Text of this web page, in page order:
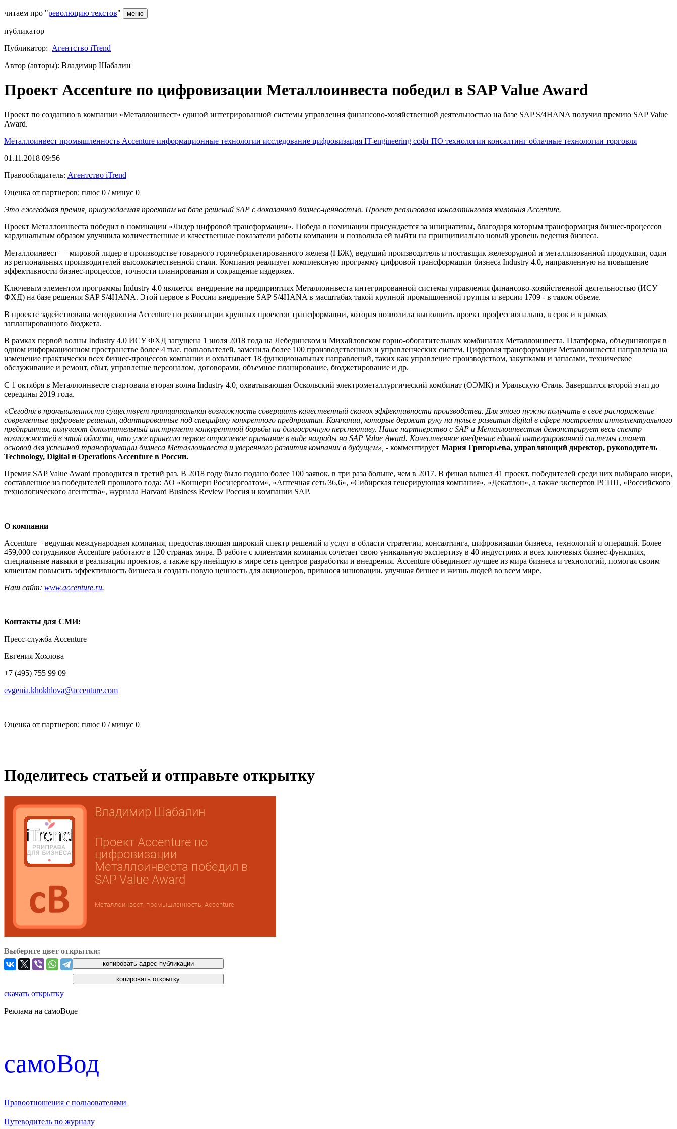
читаем про "революцию текстов" меню
публикатор
Публикатор: Агентство iTrend
Автор (авторы): Владимир Шабалин
Проект Accenture по цифровизации Металлоинвеста победил в SAP Value Award
Проект по созданию в компании «Металлоинвест» единой интегрированной системы управления финансово-хозяйственной деятельностью на базе SAP S/4HANA получил премию SAP Value
Award.
Металлоинвест промышленность Accenture информационные технологии исследование цифровизация IT-engineering софт ПО технологии консалтинг облачные технологии торговля
01.11.2018 09:56
Правообладатель: Агентство iTrend
Оценка от партнеров: плюс 0 / минус 0
Это ежегодная премия, присуждаемая проектам на базе решений SAP с доказанной бизнес-ценностью. Проект реализовала консалтинговая компания Accenture.
Проект Металлоинвеста победил в номинации «Лидер цифровой трансформации». Победа в номинации присуждается за инициативы, благодаря которым трансформация бизнес-процессов
кардинальным образом улучшила количественные и качественные показатели работы компании и позволила ей выйти на принципиально новый уровень ведения бизнеса.
Металлоинвест — мировой лидер в производстве товарного горячебрикетированного железа (ГБЖ), ведущий производитель и поставщик железорудной и металлизованной продукции, один
из региональных производителей высококачественной стали. Компания реализует комплексную программу цифровой трансформации бизнеса Industry 4.0, направленную на повышение
эффективности бизнес-процессов, точности планирования и сокращение издержек.
Ключевым элементом программы Industry 4.0 является внедрение на предприятиях Металлоинвеста интегрированной системы управления финансово-хозяйственной деятельностью (ИСУ
ФХД) на базе решения SAP S/4HANA. Этой первое в России внедрение SAP S/4HANA в масштабах такой крупной промышленной группы и версии 1709 - в таком объеме.
В проекте задействована методология Accenture по реализации крупных проектов трансформации, которая позволила выполнить проект профессионально, в срок и в рамках
запланированного бюджета.
В рамках первой волны Industry 4.0 ИСУ ФХД запущена 1 июля 2018 года на Лебединском и Михайловском горно-обогатительных комбинатах Металлоинвеста. Платформа, объединяющая в
одном информационном пространстве более 4 тыс. пользователей, заменила более 100 производственных и управленческих систем. Цифровая трансформация Металлоинвеста направлена на
изменение практически всех бизнес-процессов компании и охватывает 18 функциональных направлений, таких как управление производством, закупками и запасами, техническое
обслуживание и ремонт, сбыт, управление персоналом, договорами, объемное планирование, бюджетирование и др.
С 1 октября в Металлоинвесте стартовала вторая волна Industry 4.0, охватывающая Оскольский электрометаллургический комбинат (ОЭМК) и Уральскую Сталь. Завершится второй этап до
середины 2019 года.
«Сегодня в промышленности существует принципиальная возможность совершить качественный скачок эффективности производства. Для этого нужно получить в свое распоряжение
современные цифровые решения, адаптированные под специфику конкретного предприятия. Компании, которые держат руку на пульсе развития digital в сфере построения интеллектуального
предприятия, получают дополнительный инструмент конкурентной борьбы на долгосрочную перспективу. Наше партнерство с SAP и Металлоинвестом демонстрирует весь спектр
возможностей в этой области, что уже принесло первое отраслевое признание в виде награды на SAP Value Award. Качественное внедрение единой интегрированной системы станет
основой для успешной трансформации бизнеса Металлоинвеста и уверенного развития компании в будущем», - комментирует Мария Григорьева, управляющий директор, руководитель
Technology, Digital и Operations Accenture в России.
Премия SAP Value Award проводится в третий раз. В 2018 году было подано более 100 заявок, в три раза больше, чем в 2017. В финал вышел 41 проект, победителей среди них выбирало жюри,
составленное из победителей прошлого года: АО «Концерн Росэнергоатом», «Аптечная сеть 36,6», «Сибирская генерирующая компания», «Декатлон», а также экспертов РСПП, «Российского
технологического агентства», журнала Harvard Business Review Россия и компании SAP.
О компании
Accenture – ведущая международная компания, предоставляющая широкий спектр решений и услуг в области стратегии, консалтинга, цифровизации бизнеса, технологий и операций. Более
459,000 сотрудников Accenture работают в 120 странах мира. В работе с клиентами компания сочетает свою уникальную экспертизу в 40 индустриях и всех ключевых бизнес-функциях,
специальные навыки в реализации проектов, а также крупнейшую в мире сеть центров разработки и внедрения. Accenture объединяет лучшее из мира бизнеса и технологий, помогая своим
клиентам повысить эффективность бизнеса и создать новую ценность для акционеров, привнося инновации, улучшая бизнес и жизнь людей во всем мире.
Наш сайт: www.accenture.ru.
Контакты для СМИ:
Пресс-служба Accenture
Евгения Хохлова
+7 (495) 755 99 09
evgenia.khokhlova@accenture.com
Оценка от партнеров: плюс 0 / минус 0
Поделитесь статьей и отправьте открытку
Выберите цвет открытки:
скачать открытку
Реклама на самоВоде
cамоВод
Правоотношения с пользователями
Путеводитель по журналу